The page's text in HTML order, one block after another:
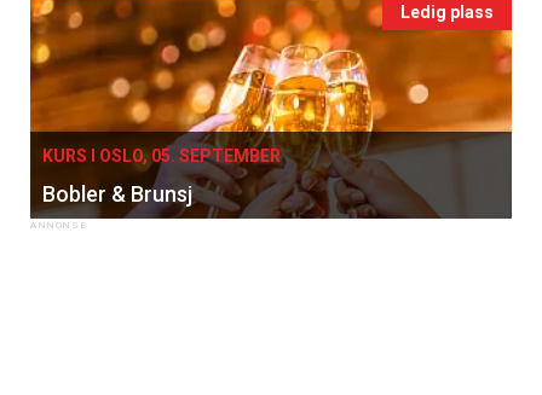
Ledig plass
KURS I OSLO, 05. SEPTEMBER
Bobler & Brunsj